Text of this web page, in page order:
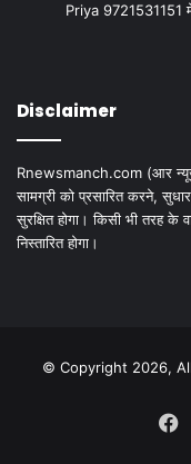
Priya 9721531151
Disclaimer
Rnewsmanch.com (आर
सामग्री को प्रसारित करने,
सुरक्षित होगा। किसी भी तरह के
निस्तारित होगा।
© Copyright 2026,